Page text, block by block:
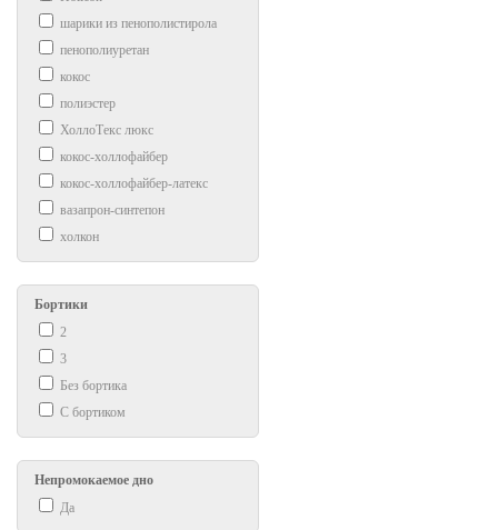
шарики из пенополистирола
пенополиуретан
кокос
полиэстер
ХоллоТекс люкс
кокос-холлофайбер
кокос-холлофайбер-латекс
вазапрон-синтепон
холкон
Бортики
2
3
Без бортика
С бортиком
Непромокаемое дно
Да